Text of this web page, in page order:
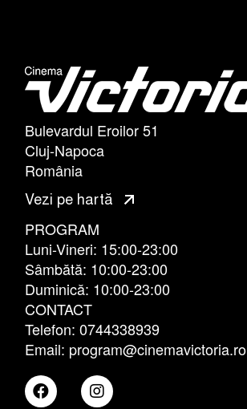
Bulevardul Eroilor 51
Cluj-Napoca
România
Vezi pe hartă
PROGRAM
Luni-Vineri: 15:00-23:00
Sâmbătă: 10:00-23:00
Duminică: 10:00-23:00
CONTACT
Telefon: 0744338939
Email: program@cinemavictoria.ro